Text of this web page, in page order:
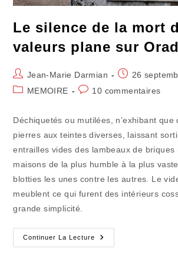
Le silence de la mort
valeurs plane sur
Auteur/autrice
de
Jean-Marie Darmian
Publication
publiée :
26
PostMEMOIRE
Commentaires
publication :
10 commentaires
Déchiquetés ou mutilées, n’exhibant que
pierres aux teintes diverses, laissant
entrailles vides des lambeaux de briques
maisons de la plus humble à la plus
blotties les unes contre les autres. Le
meublent ce qui furent des intérieurs
grande simplicité.
Continuer La Lecture
Le
Silence